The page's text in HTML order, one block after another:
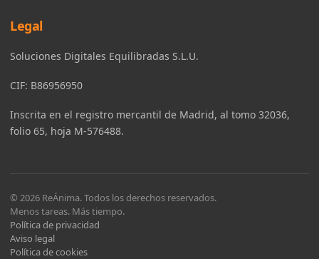
Legal
Soluciones Digitales Equilibradas S.L.U.
CIF: B86956950
Inscrita en el registro mercantil de Madrid, al tomo 32036,
folio 65, hoja M-576488.
© 2026 ReÁnima. Todos los derechos reservados.
Menos tareas. Más tiempo.
Política de privacidad
Aviso legal
Política de cookies